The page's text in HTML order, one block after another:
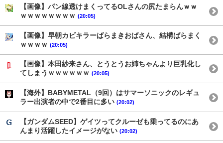
【画像】パン線透けまくってるOLさんの尻たまらんｗｗ
ｗｗｗｗｗｗｗｗ (20:05)
【画像】早朝カビキラーばらまきおばさん、結構ばらまく
ｗｗｗｗ (20:05)
【画像】本田紗来さん、とうとうお姉ちゃんより巨乳化し
てしまうｗｗｗｗｗｗ (20:05)
【海外】BABYMETAL（9回）はサマーソニックのレギュ
ラー出演者の中で2番目に多い (20:02)
【ガンダムSEED】ゲイツってクルーゼも乗ってるのにあ
んまり活躍したイメージがない (20:02)